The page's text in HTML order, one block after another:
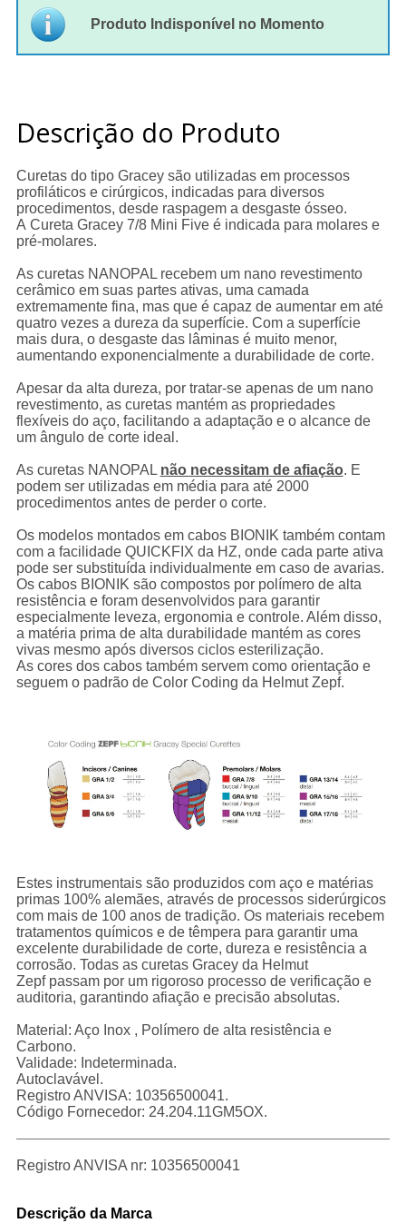
Produto Indisponível no Momento
Descrição do Produto
Curetas do tipo Gracey são utilizadas em processos
profiláticos e cirúrgicos, indicadas para diversos
procedimentos, desde raspagem a desgaste ósseo.
A Cureta Gracey 7/8 Mini Five é indicada para molares e
pré-molares.
As curetas NANOPAL recebem um nano revestimento
cerâmico em suas partes ativas, uma camada
extremamente fina, mas que é capaz de aumentar em até
quatro vezes a dureza da superfície. Com a superfície
mais dura, o desgaste das lâminas é muito menor,
aumentando exponencialmente a durabilidade de corte.
Apesar da alta dureza, por tratar-se apenas de um nano
revestimento, as curetas mantém as propriedades
flexíveis do aço, facilitando a adaptação e o alcance de
um ângulo de corte ideal.
As curetas NANOPAL não necessitam de afiação. E
podem ser utilizadas em média para até 2000
procedimentos antes de perder o corte.
Os modelos montados em cabos BIONIK também contam
com a facilidade QUICKFIX da HZ, onde cada parte ativa
pode ser substituída individualmente em caso de avarias.
Os cabos BIONIK são compostos por polímero de alta
resistência e foram desenvolvidos para garantir
especialmente leveza, ergonomia e controle. Além disso,
a matéria prima de alta durabilidade mantém as cores
vivas mesmo após diversos ciclos esterilização.
As cores dos cabos também servem como orientação e
seguem o padrão de Color Coding da Helmut Zepf.
Estes instrumentais são produzidos com aço e matérias
primas 100% alemães, através de processos siderúrgicos
com mais de 100 anos de tradição. Os materiais recebem
tratamentos químicos e de têmpera para garantir uma
excelente durabilidade de corte, dureza e resistência a
corrosão. Todas as curetas Gracey da Helmut
Zepf passam por um rigoroso processo de verificação e
auditoria, garantindo afiação e precisão absolutas.
Material: Aço Inox , Polímero de alta resistência e
Carbono.
Validade: Indeterminada.
Autoclavável.
Registro ANVISA: 10356500041.
Código Fornecedor: 24.204.11GM5OX.
Registro ANVISA nr: 10356500041
Descrição da Marca